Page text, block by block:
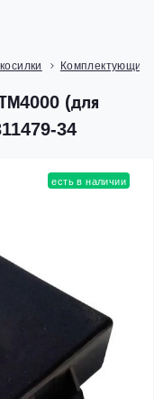
Комплектующие
(для
34
есть в наличии